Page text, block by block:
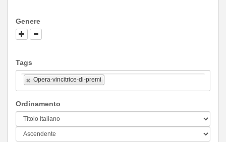
Genere
Tags
Opera-vincitrice-di-premi
Ordinamento